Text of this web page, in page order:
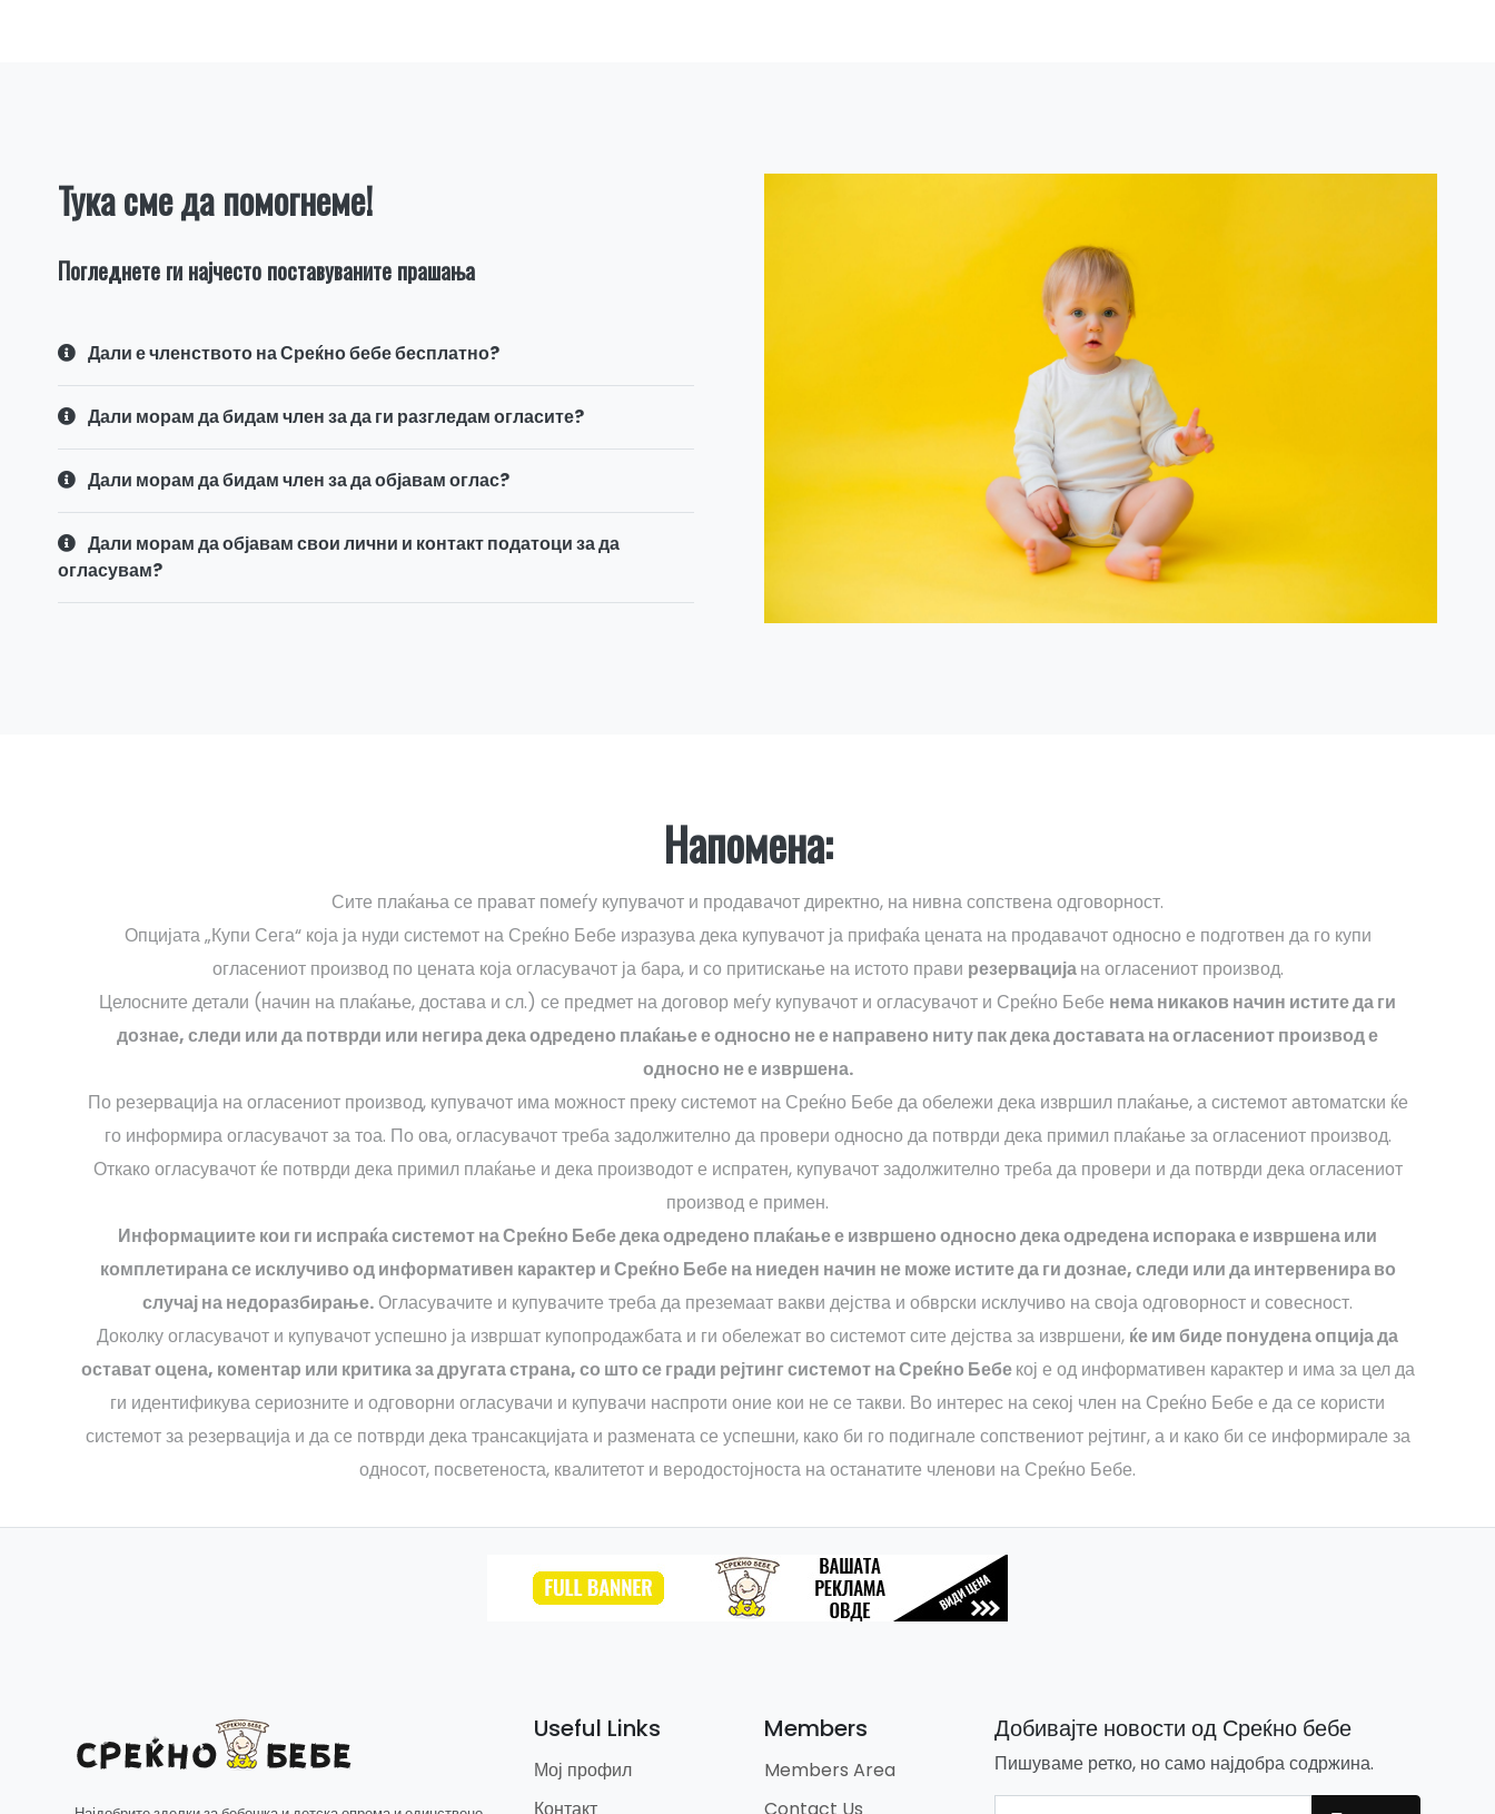
Тука сме да помогнеме!
Погледнете ги најчесто поставуваните прашања
Дали е членството на Среќно бебе бесплатно?
Дали морам да бидам член за да ги разгледам огласите?
Дали морам да бидам член за да објавам оглас?
Дали морам да објавам свои лични и контакт податоци за да
огласувам?
Напомена:
Сите плаќања се прават помеѓу купувачот и продавачот директно, на нивна сопствена одговорност.
Опцијата „Купи Сега“ која ја нуди системот на Среќно Бебе изразува дека купувачот ја прифаќа цената на продавачот односно е подготвен да го купи
огласениот производ по цената која огласувачот ја бара, и со притискање на истото прави резервацијана огласениот производ.
Целосните детали (начин на плаќање, достава и сл.) се предмет на договор меѓу купувачот и огласувачот и Среќно Бебе нема никаков начин истите да ги
дознае, следи или да потврди или негира дека одредено плаќање е односно не е направено ниту пак дека доставата на огласениот производ е
односно не е извршена.
По резервација на огласениот производ, купувачот има можност преку системот на Среќно Бебе да обележи дека извршил плаќање, а системот автоматски ќе
го информира огласувачот за тоа. По ова, огласувачот треба задолжително да провери односно да потврди дека примил плаќање за огласениот производ.
Откако огласувачот ќе потврди дека примил плаќање и дека производот е испратен, купувачот задолжително треба да провери и да потврди дека огласениот
производ е примен.
Информациите кои ги испраќа системот на Среќно Бебе дека одредено плаќање е извршено односно дека одредена испорака е извршена или
комплетирана се исклучиво од информативен карактер и Среќно Бебе на ниеден начин не може истите да ги дознае, следи или да интервенира во
случај на недоразбирање. Огласувачите и купувачите треба да преземаат вакви дејства и обврски исклучиво на своја одговорност и совесност.
Доколку огласувачот и купувачот успешно ја извршат купопродажбата и ги обележат во системот сите дејства за извршени, ќе им биде понудена опција да
остават оцена, коментар или критика за другата страна, со што се гради рејтинг системот на Среќно Бебекој е од информативен карактер и има за цел да
ги идентификува сериозните и одговорни огласувачи и купувачи наспроти оние кои не се такви. Во интерес на секој член на Среќно Бебе е да се користи
системот за резервација и да се потврди дека трансакцијата и размената се успешни, како би го подигнале сопствениот рејтинг, а и како би се информирале за
односот, посветеноста, квалитетот и веродостојноста на останатите членови на Среќно Бебе.
Useful Links
Мој профил
Контакт
Members
Members Area
Contact Us
Добивајте новости од Среќно бебе
Пишуваме ретко, но само најдобра содржина.